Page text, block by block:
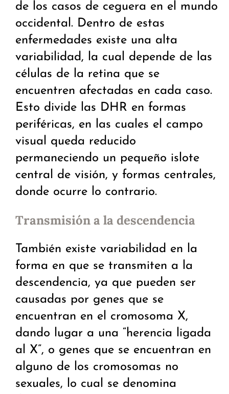
de los casos de ceguera en el mundo
occidental. Dentro de estas
enfermedades existe una alta
variabilidad, la cual depende de las
células de la retina que se
encuentren afectadas en cada caso.
Esto divide las DHR en formas
periféricas, en las cuales el campo
visual queda reducido
permaneciendo un pequeño islote
central de visión, y formas centrales,
donde ocurre lo contrario.
Transmisión a la descendencia
También existe variabilidad en la
forma en que se transmiten a la
descendencia, ya que pueden ser
causadas por genes que se
encuentran en el cromosoma X,
dando lugar a una “herencia ligada
al X”, o genes que se encuentran en
alguno de los cromosomas no
sexuales, lo cual se denomina